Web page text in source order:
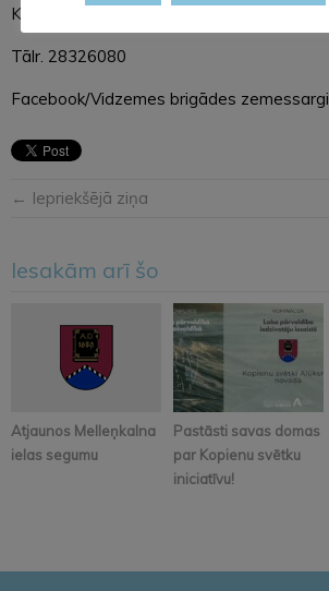
Komunikācijas daļa
Tālr. 28326080
Facebook/Vidzemes brigādes zemessargi
← Iepriekšējā ziņa
Iesakām arī šo
Atjaunos Melleņkalna
ielas segumu
Pastāsti savas domas
par Kopienu svētku
iniciatīvu!